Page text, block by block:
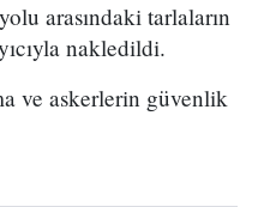
arasındaki tarlaların
nakledildi.
ve askerlerin güvenlik